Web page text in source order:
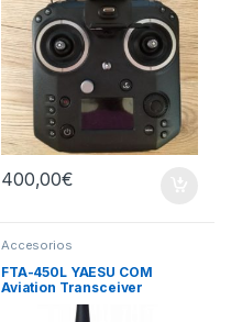
400,00€
Accesorios
FTA-450L YAESU COM
Aviation Transceiver